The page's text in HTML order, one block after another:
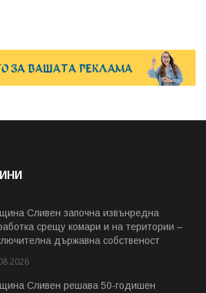
Сливен започна извънредна
срещу комари и на територии –
държавна собственост
Сливен решава 50-годишен